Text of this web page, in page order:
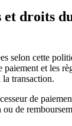
et droits
selon cette
paiement et les
la transaction.
de
de